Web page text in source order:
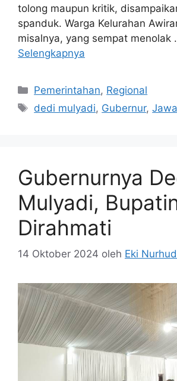
tolong maupun kritik,
spanduk. Warga Kelurahan
misalnya, yang sempat menolak
Selengkapnya
Kategori
Pemerintahan, Regional
Tag
dedi mulyadi, Gubernur,
Gubernurnya
Mulyadi,
Dirahmati
14 Oktober 2024 oleh Eki